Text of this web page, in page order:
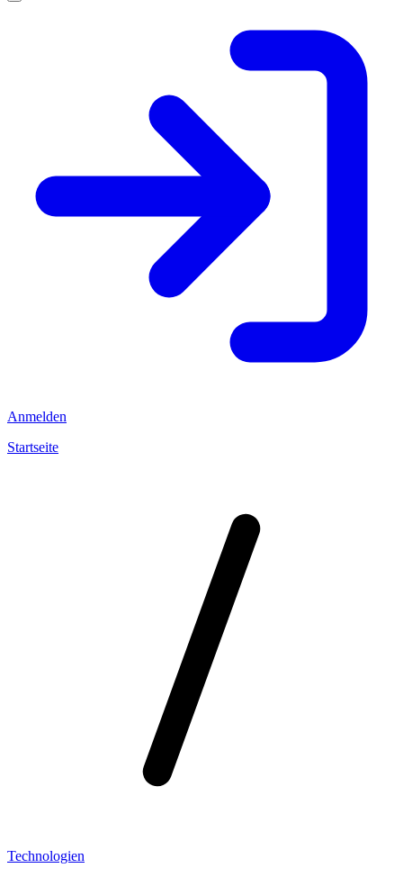
Anmelden
Startseite
Technologien